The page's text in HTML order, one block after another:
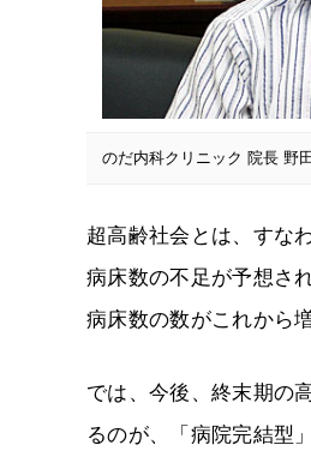
のだ内科クリニック 院長 野
超高齢社会とは、すな
病床数の不足が予想さ
病床数の数がこれから
では、今後、終末期の
るのが、「病院完結型